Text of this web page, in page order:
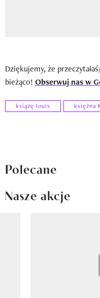
Dziękujemy, że
bieżąco! Obserwuj nas w
książę louis księżna
Polecane
Nasze akcje